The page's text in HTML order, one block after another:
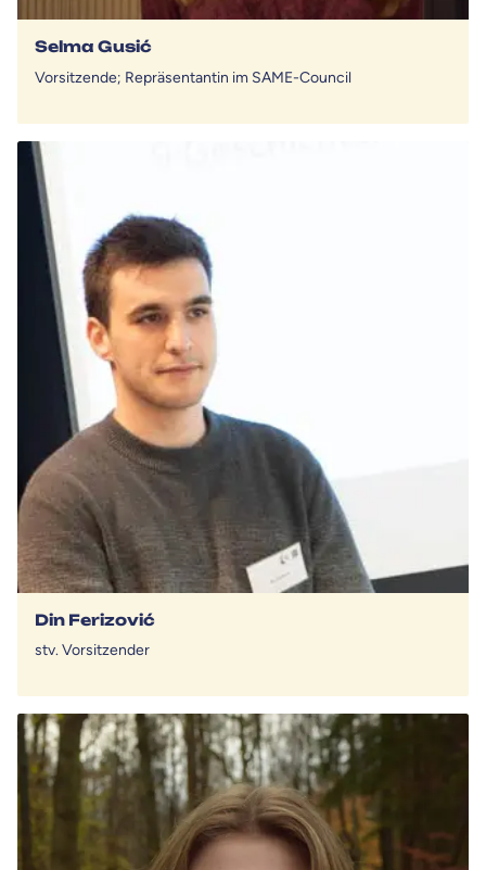
Selma Gusić
Vorsitzende; Repräsentantin im SAME-Council
Din Ferizović
stv. Vorsitzender